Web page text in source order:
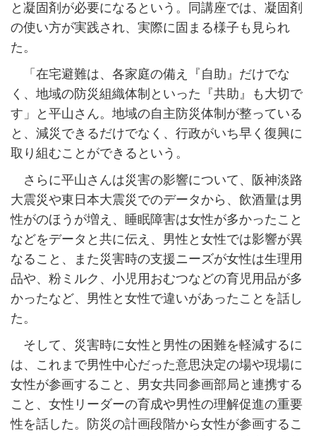
と凝固剤が必要になるという。同講座では、凝固剤
の使い方が実践され、実際に固まる様子も見られ
た。
「在宅避難は、各家庭の備え『自助』だけでな
く、地域の防災組織体制といった『共助』も大切で
す」と平山さん。地域の自主防災体制が整っている
と、減災できるだけでなく、行政がいち早く復興に
取り組むことができるという。
さらに平山さんは災害の影響について、阪神淡路
大震災や東日本大震災でのデータから、飲酒量は男
性がのほうが増え、睡眠障害は女性が多かったこと
などをデータと共に伝え、男性と女性では影響が異
なること、また災害時の支援ニーズが女性は生理用
品や、粉ミルク、小児用おむつなどの育児用品が多
かったなど、男性と女性で違いがあったことを話し
た。
そして、災害時に女性と男性の困難を軽減するに
は、これまで男性中心だった意思決定の場や現場に
女性が参画すること、男女共同参画部局と連携する
こと、女性リーダーの育成や男性の理解促進の重要
性を話した。防災の計画段階から女性が参画するこ